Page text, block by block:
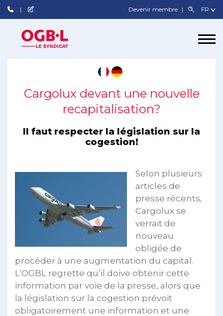
Devenir membre
Cargolux devant une nouvelle
recapitalisation?
Il faut respecter la législation sur la
cogestion!
Selon plusieurs
articles de
presse récents,
Cargolux se
verrait de
nouveau
obligée de
procéder à une augmentation du capital.
L‘OGBL regrette qu’il doive obtenir cette
information par voie de la presse, alors que
la législation sur la cogestion prévoit
obligatoirement une information et une